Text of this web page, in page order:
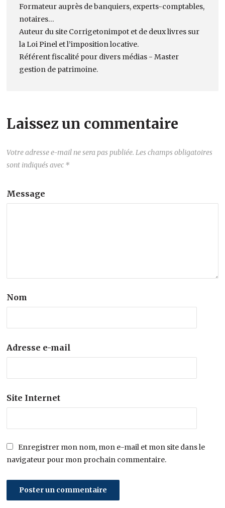
Formateur auprès de banquiers, experts-comptables,
notaires…
Auteur du site Corrigetonimpot et de deux livres sur
la Loi Pinel et l’imposition locative.
Référent fiscalité pour divers médias - Master
gestion de patrimoine.
Laissez un commentaire
Votre adresse e-mail ne sera pas publiée. Les champs obligatoires
sont indiqués avec *
Message
Nom
Adresse e-mail
Site Internet
Enregistrer mon nom, mon e-mail et mon site dans le
navigateur pour mon prochain commentaire.